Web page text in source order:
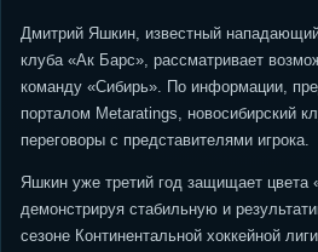
Дмитрий Яшкин, известный нападающий
клуба «Ак Барс», рассматривает
команду «Сибирь». По информации,
порталом Metaratings, новосибирский
переговоры с представителями игрока.
Яшкин уже третий год защищает цвета
демонстрируя стабильную и
сезоне Континентальной хоккейной